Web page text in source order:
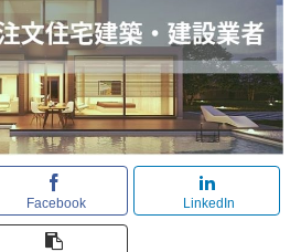
Facebook LinkedIn